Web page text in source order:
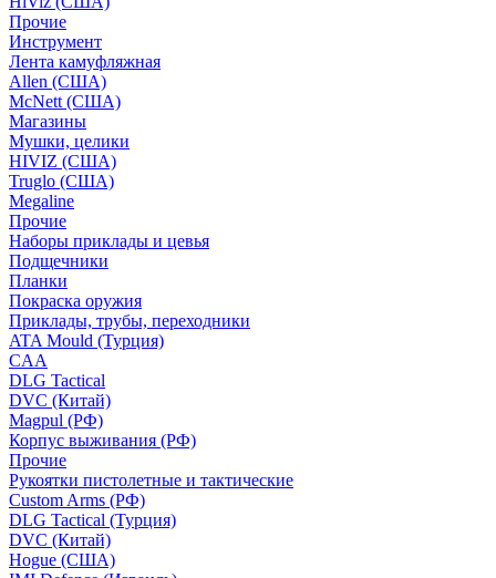
Прочие
Инструмент
Лента камуфляжная
Allen (США)
McNett (США)
Магазины
Мушки, целики
HIVIZ (США)
Truglo (США)
Megaline
Прочие
Наборы приклады и цевья
Подщечники
Планки
Покраска оружия
Приклады, трубы, переходники
ATA Mould (Турция)
CAA
DLG Tactical
DVC (Китай)
Magpul (РФ)
Корпус выживания (РФ)
Прочие
Рукоятки пистолетные и тактические
Custom Arms (РФ)
DLG Tactical (Турция)
DVC (Китай)
Hogue (США)